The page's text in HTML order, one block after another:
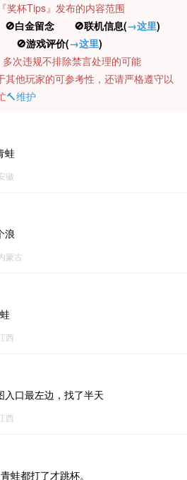
杯Tips』发布的内容范围
白金留念 🚫联机信息(→这里)
游戏评价(→这里)
次违规不排除禁言处理的可能
其他玩家的可参考性，还请严格遵守以
🔨维护
蛙
徽
浪
蒙古
西
入口最左边，找了半天
西
蛙都打了才跳杯。